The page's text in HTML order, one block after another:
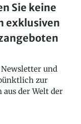
Sie keine
exklusiven
und
zur
der Welt der